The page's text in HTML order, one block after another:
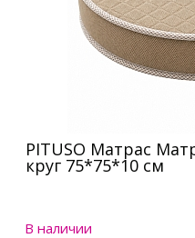
PITUSO Матрас
круг 75*75*10 см
В наличии